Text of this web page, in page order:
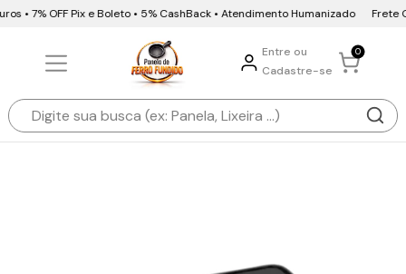
• 7% OFF Pix e Boleto • 5% CashBack • Atendimento Humanizado Frete
Entre ou
Cadastre-se
0